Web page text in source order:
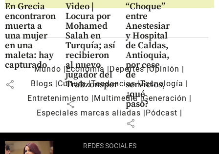
En Grecia
encontraron
muerta a
una mujer
en una
maleta: hay
capturado
share
Video |
Locura por
Mohamed
Salah en
Turquía; así
recibieron
al nuevo
jugador del
Trabzonspor
share
“Choque”
entre
Anestesiar
y Hospital
de Caldas,
Antioquia,
por cese
de
servicios,
¿qué
pasó?
share
Mundo Economía Deportes Opinión
Blogs
Cultura Tendencias Tecnología
Entretenimiento
Multimedia Generación
Especiales marcas aliadas
Pódcast
REDES SOCIALES